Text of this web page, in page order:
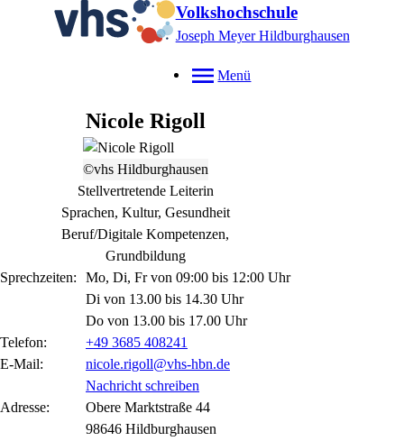
Volkshochschule
Joseph Meyer Hildburghausen
Menü
Nicole Rigoll
©vhs Hildburghausen
Stellvertretende Leiterin
Sprachen, Kultur, Gesundheit
Beruf/Digitale Kompetenzen,
Grundbildung
Sprechzeiten:
Mo, Di, Fr von 09:00 bis 12:00 Uhr
Di von 13.00 bis 14.30 Uhr
Do von 13.00 bis 17.00 Uhr
Telefon:
+49 3685 408241
E-Mail:
nicole.rigoll@vhs-hbn.de
Nachricht schreiben
Adresse:
Obere Marktstraße 44
98646 Hildburghausen